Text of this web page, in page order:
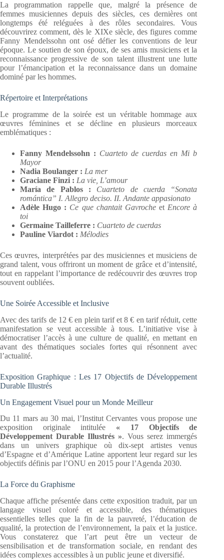
La programmation rappelle que, malgré la présence de
femmes musiciennes depuis des siècles, ces dernières ont
longtemps été reléguées à des rôles secondaires. Vous
découvrirez comment, dès le XIXe siècle, des figures comme
Fanny Mendelssohn ont osé défier les conventions de leur
époque. Le soutien de son époux, de ses amis musiciens et la
reconnaissance progressive de son talent illustrent une lutte
pour l’émancipation et la reconnaissance dans un domaine
dominé par les hommes.
Répertoire et Interprétations
Le programme de la soirée est un véritable hommage aux
œuvres féminines et se décline en plusieurs morceaux
emblématiques :
Fanny Mendelssohn : Cuarteto de cuerdas en Mi b
Mayor
Nadia Boulanger : La mer
Graciane Finzi : La vie, L’amour
María de Pablos :
Cuarteto de cuerda “Sonata
romántica” I. Allegro deciso. II. Andante appasionato
Adèle Hugo : Ce que chantait Gavrocheet Encore à
toi
Germaine Tailleferre : Cuarteto de cuerdas
Pauline Viardot : Mélodies
Ces œuvres, interprétées par des musiciennes et musiciens de
grand talent, vous offriront un moment de grâce et d’intensité,
tout en rappelant l’importance de redécouvrir des œuvres trop
souvent oubliées.
Une Soirée Accessible et Inclusive
Avec des tarifs de 12 € en plein tarif et 8 € en tarif réduit, cette
manifestation se veut accessible à tous. L’initiative vise à
démocratiser l’accès à une culture de qualité, en mettant en
avant des thématiques sociales fortes qui résonnent avec
l’actualité.
Exposition Graphique : Les 17 Objectifs de Développement
Durable Illustrés
Un Engagement Visuel pour un Monde Meilleur
Du 11 mars au 30 mai, l’Institut Cervantes vous propose une
exposition originale intitulée « 17 Objectifs de
Développement Durable Illustrés ». Vous serez immergés
dans un univers graphique où dix-sept artistes venus
d’Espagne et d’Amérique Latine apportent leur regard sur les
objectifs définis par l’ONU en 2015 pour l’Agenda 2030.
La Force du Graphisme
Chaque affiche présentée dans cette exposition traduit, par un
langage visuel coloré et accessible, des thématiques
essentielles telles que la fin de la pauvreté, l’éducation de
qualité, la protection de l’environnement, la paix et la justice.
Vous constaterez que l’art peut être un vecteur de
sensibilisation et de transformation sociale, en rendant des
idées complexes accessibles à un public jeune et diversifié.